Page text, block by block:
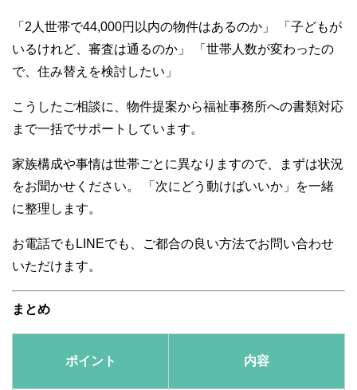
「2人世帯で44,000円以内の物件はあるのか」 「子どもが
いるけれど、審査は通るのか」 「世帯人数が変わったの
で、住み替えを検討したい」
こうしたご相談に、物件提案から福祉事務所への書類対応
まで一括でサポートしています。
家族構成や事情は世帯ごとに異なりますので、まずは状況
をお聞かせください。 「次にどう動けばいいか」を一緒
に整理します。
お電話でもLINEでも、ご都合の良い方法でお問い合わせ
いただけます。
まとめ
ポイント 内容